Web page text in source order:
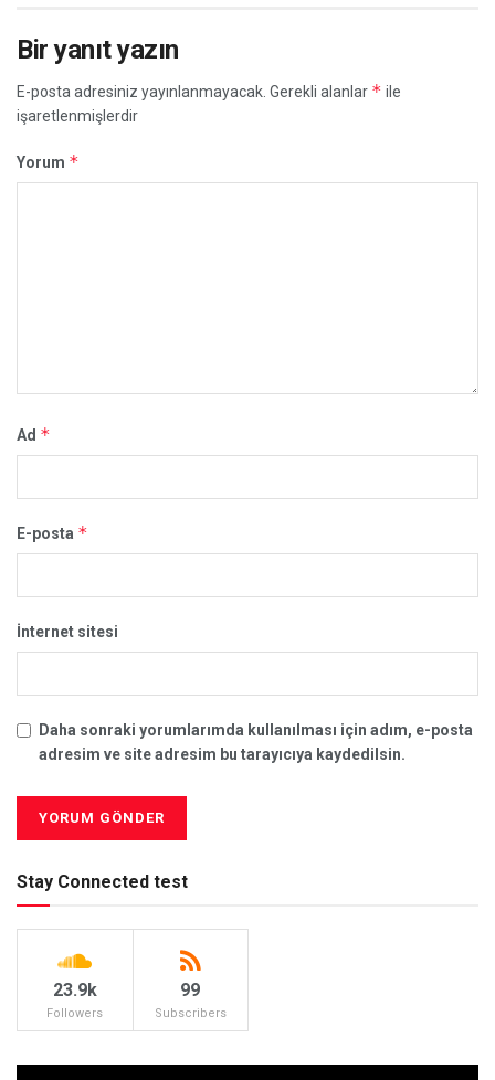
Bir yanıt yazın
E-posta adresiniz yayınlanmayacak. Gerekli alanlar * ile
işaretlenmişlerdir
Yorum *
Ad *
E-posta *
İnternet sitesi
Daha sonraki yorumlarımda kullanılması için adım, e-posta
adresim ve site adresim bu tarayıcıya kaydedilsin.
Stay Connected test
23.9k
Followers
99
Subscribers